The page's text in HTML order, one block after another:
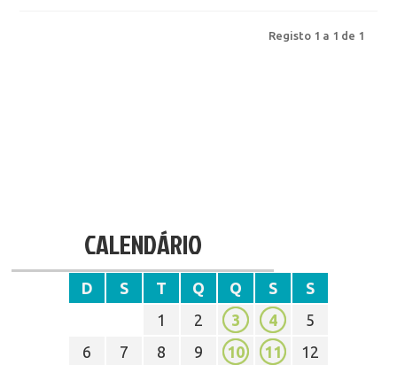
Registo 1 a 1 de 1
CALENDÁRIO
D S T Q Q S
S
1
2 3 4
5
6
7 8 9 10 11
12